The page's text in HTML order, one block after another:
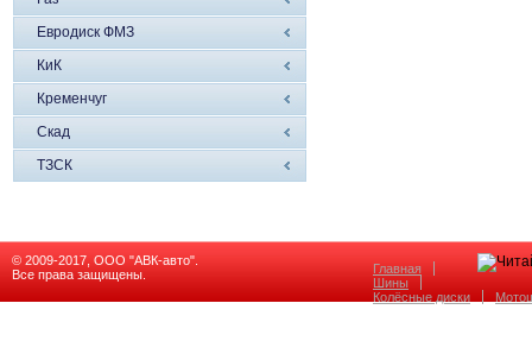
Евродиск ФМЗ
КиК
Кременчуг
Скад
ТЗСК
© 2009-2017, ООО "АВК-авто".
Все права защищены.
Главная
Шины
Колёсные диски